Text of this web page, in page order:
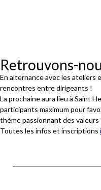
Retrouvons-
En alternance avec les ateliers
rencontres entre dirigeants !
La prochaine aura lieu à Saint
participants maximum pour
thème passionnant des
Toutes les infos et inscriptions